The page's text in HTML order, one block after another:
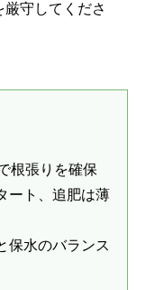
守してくださ
根張りを確保
ート、追肥は薄
保水のバランス